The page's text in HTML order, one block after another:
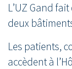
L’UZ Gand
deux
Les patients,
accèdent à